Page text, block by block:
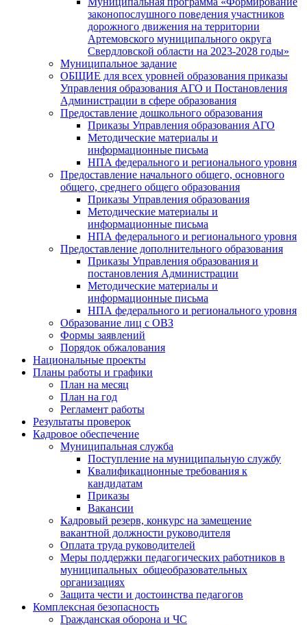
законопослушного поведения участников
дорожного движения на территории
Артемовского муниципального округа
Свердловской области на 2023-2028 годы»
Муниципальное задание
ОБЩИЕ для всех уровней образования приказы
Управления образования АГО и Постановления
Администрации в сфере образования
Предоставление дошкольного образования
Приказы Управления образования АГО
Методические материалы и
информационные письма
НПА федерального и регионального уровня
Предоставление начального общего, основного
общего, среднего общего образования
Приказы Управления образования
Методические материалы и
информационные письма
НПА федерального и регионального уровня
Предоставление дополнительного образования
Приказы Управления образования и
постановления Администрации
Методические материалы и
информационные письма
НПА федерального и регионального уровня
Образование лиц с ОВЗ
Формы заявлений
Порядок обжалования
Национальные проекты
Планы работы и графики
План на месяц
План на год
Регламент работы
Результаты проверок
Кадровое обеспечение
Муниципальная служба
Поступление на муниципальную службу
Квалификационные требования к
кандидатам
Приказы
Вакансии
Кадровый резерв, конкурс на замещение
вакантной должности руководителя
Оплата труда руководителей
Меры поддержки педагогических работников в
муниципальных общеобразовательных
организациях
Защита чести и достоинства педагогов
Комплексная безопасность
Гражданская оборона и ЧС